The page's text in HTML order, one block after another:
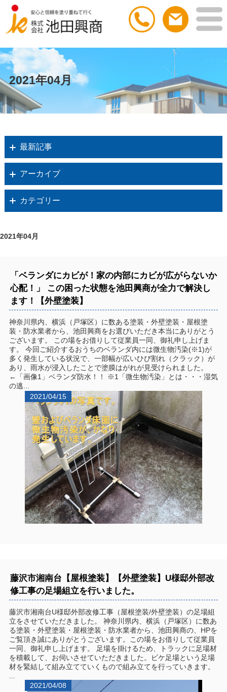
2021年04月
最新記事
アーカイブ
カテゴリー
2021年04月
2021/04/15
「ベランダにカビが！家の内部にカビが広がらないか
心配！」 この困った状態を池田興商が全力で解決し
ます！【外壁塗装】
神奈川県内、横浜（戸塚区）に数ある塗装・外壁塗装・屋根塗
装・防水業者から、池田興商をお選びいただき本当にありがとう
ございます。 この場をお借りして従業員一同、御礼申し上げま
す。 今回ご紹介するおうちのベランダ内には微生物汚染(※1)が
多く発生している状況で、一部幅が広いひび割れ（クラック）が
あり、雨水が浸入したことで塗膜はがれが見受けられました。
←「画像1」ベランダ防水！！ ※1「微生物汚染」とは・・・湿気
の逃...
2021/04/08
藤沢市湘南台【屋根塗装】【外壁塗装】U様邸外部改
修工事の足場組立を行いました。
藤沢市湘南台U様邸外部改修工事（屋根塗装/外壁塗装）の足場組
立をさせていただきました。 神奈川県内、横浜（戸塚区）に数あ
る塗装・外壁塗装・屋根塗装・防水業者から、池田興商の、HPを
ご覧頂き誠にありがとうございます。この場をお借りして従業員
一同、御礼申し上げます。 足場を掛けるため、トラックに足場材
を積載して、お伺いさせていただきました。ビケ足場という足場
材を緊結して組み立てていくもので組み立てを行っていきます。